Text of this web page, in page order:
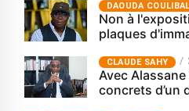
‎DAOUDA
Non à
plaques
CLAUDE SAHY
Avec
concrets d’un